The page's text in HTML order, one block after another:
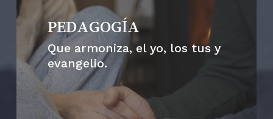
PEDAGOGÍA
Que armoniza, el yo, los tus y
evangelio.